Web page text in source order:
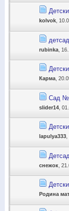
kolvok ,
rubinka ,
Карма ,
Сад
slider14 ,
lapulya333
снежок ,
Родина